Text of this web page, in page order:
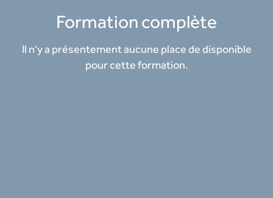
Formation complète
Il n'y a présentement aucune place de disponible
pour cette formation.